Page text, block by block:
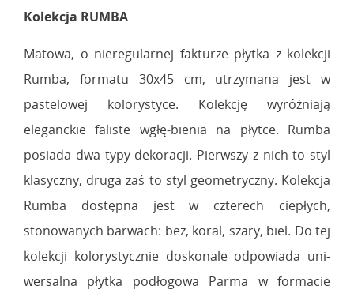
Kolekcja RUMBA
Matowa, o nieregularnej fakturze płytka z kolekcji
Rumba, formatu 30x45 cm, utrzymana jest w
pastelowej kolorystyce. Kolekcję wyróżniają
eleganckie faliste wgłę-bienia na płytce. Rumba
posiada dwa typy dekoracji. Pierwszy z nich to styl
klasyczny, druga zaś to styl geometryczny. Kolekcja
Rumba dostępna jest w czterech ciepłych,
stonowanych barwach: beż, koral, szary, biel. Do tej
kolekcji kolorystycznie doskonale odpowiada uni-
wersalna płytka podłogowa Parma w formacie